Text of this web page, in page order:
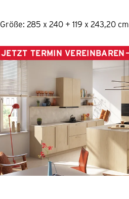
Größe: 285 x 240 + 119 x 243,20 cm
JETZT TERMIN VEREINBAREN